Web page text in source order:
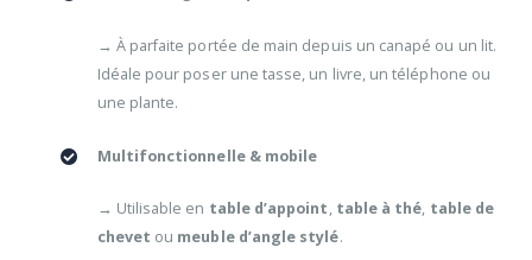
→ À parfaite portée de main depuis un canapé ou un lit.
Idéale pour poser une tasse, un livre, un téléphone ou
une plante.
Multifonctionnelle & mobile
→ Utilisable en table d’appoint, table à thé, table de
chevet ou meuble d’angle stylé.